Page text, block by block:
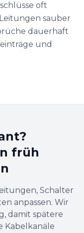
oft
sauber
dauerhaft
und
früh
Schalter
anpassen. Wir
damit spätere
Kabelkanäle